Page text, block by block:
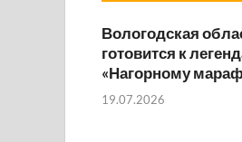
Вологодская
готовится к
«Нагорному
19.07.2026